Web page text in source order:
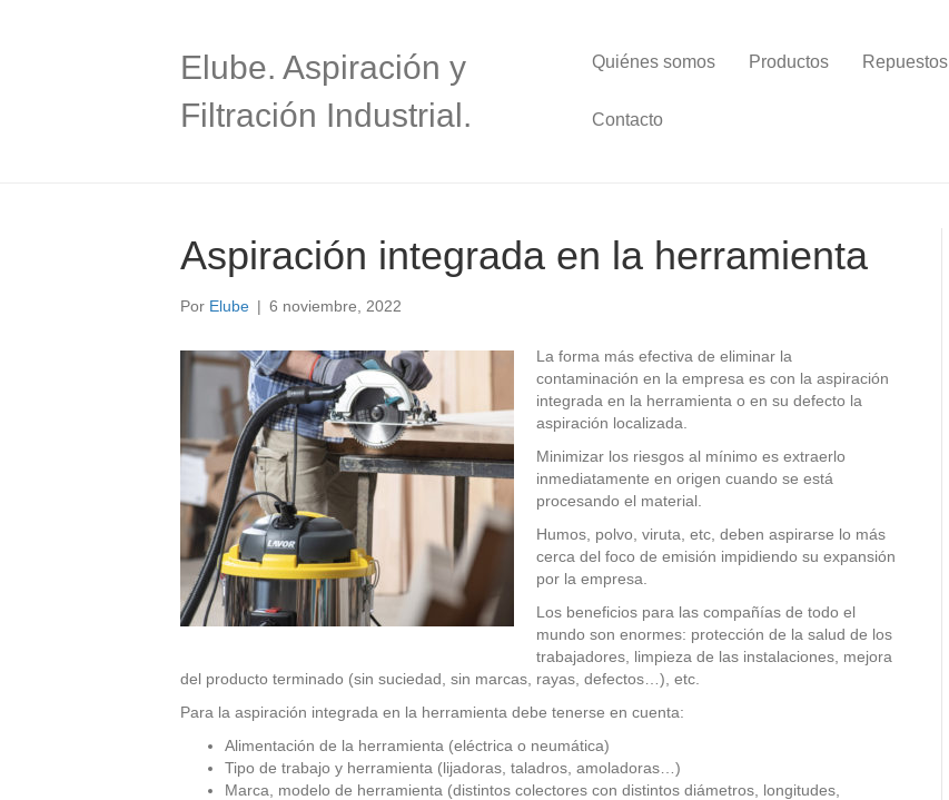
Elube. Aspiración y
Filtración Industrial.
Quiénes somos Productos Repuestos
Contacto
Aspiración integrada en la herramienta
Por Elube | 6 noviembre, 2022
La forma más efectiva de eliminar la
contaminación en la empresa es con la aspiración
integrada en la herramienta o en su defecto la
aspiración localizada.
Minimizar los riesgos al mínimo es extraerlo
inmediatamente en origen cuando se está
procesando el material.
Humos, polvo, viruta, etc, deben aspirarse lo más
cerca del foco de emisión impidiendo su expansión
por la empresa.
Los beneficios para las compañías de todo el
mundo son enormes: protección de la salud de los
trabajadores, limpieza de las instalaciones, mejora
del producto terminado (sin suciedad, sin marcas, rayas, defectos…), etc.
Para la aspiración integrada en la herramienta debe tenerse en cuenta:
Alimentación de la herramienta (eléctrica o neumática)
Tipo de trabajo y herramienta (lijadoras, taladros, amoladoras…)
Marca, modelo de herramienta (distintos colectores con distintos diámetros, longitudes,